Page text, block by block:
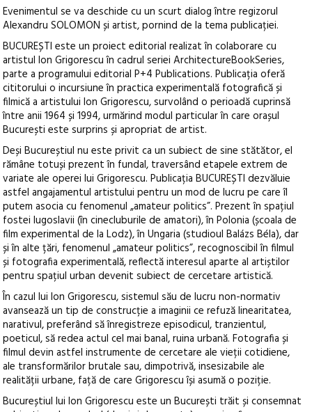
Evenimentul se va deschide cu un scurt dialog între regizorul
Alexandru SOLOMON și artist, pornind de la tema publicației.
BUCUREȘTI este un proiect editorial realizat în colaborare cu
artistul Ion Grigorescu în cadrul seriei ArchitectureBookSeries,
parte a programului editorial P+4 Publications. Publicația oferă
cititorului o incursiune în practica experimentală fotografică și
filmică a artistului Ion Grigorescu, survolând o perioadă cuprinsă
între anii 1964 și 1994, urmărind modul particular în care orașul
București este surprins și apropriat de artist.
Deși Bucureștiul nu este privit ca un subiect de sine stătător, el
rămâne totuși prezent în fundal, traversând etapele extrem de
variate ale operei lui Grigorescu. Publicația BUCUREȘTI dezvăluie
astfel angajamentul artistului pentru un mod de lucru pe care îl
putem asocia cu fenomenul „amateur politics”. Prezent în spațiul
fostei Iugoslavii (în cinecluburile de amatori), în Polonia (școala de
film experimental de la Lodz), în Ungaria (studioul Balázs Béla), dar
și în alte țări, fenomenul „amateur politics”, recognoscibil în filmul
și fotografia experimentală, reflectă interesul aparte al artiștilor
pentru spațiul urban devenit subiect de cercetare artistică.
În cazul lui Ion Grigorescu, sistemul său de lucru non-normativ
avansează un tip de construcție a imaginii ce refuză linearitatea,
narativul, preferând să înregistreze episodicul, tranzientul,
poeticul, să redea actul cel mai banal, ruina urbană. Fotografia și
filmul devin astfel instrumente de cercetare ale vieții cotidiene,
ale transformărilor brutale sau, dimpotrivă, insesizabile ale
realității urbane, față de care Grigorescu își asumă o poziție.
Bucureștiul lui Ion Grigorescu este un București trăit și consemnat